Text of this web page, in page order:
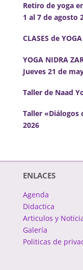
Retiro de yoga
1 al 7 de agosto
CLASES de
YOGA NIDRA
Jueves 21 de
Taller de Naad
Taller «Diálogos
2026
ENLACES
Agenda
Didactica
Articulos y
Galería
Politicas de